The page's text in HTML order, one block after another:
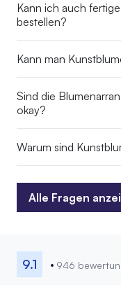
Kann ich auch
bestellen?
Kann man
Sind die
okay?
Warum sind
Alle Fragen
Alle Fragen
9.1 946